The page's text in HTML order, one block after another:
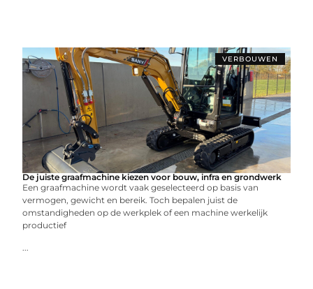
VERBOUWEN
De juiste graafmachine kiezen voor bouw, infra en grondwerk
Een graafmachine wordt vaak geselecteerd op basis van
vermogen, gewicht en bereik. Toch bepalen juist de
omstandigheden op de werkplek of een machine werkelijk
productief
...